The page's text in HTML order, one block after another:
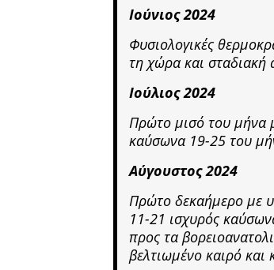
Ιούνιος 2024
Φυσιολογικές
τη χώρα και σταδιακή
Ιούλιος 2024
Πρώτο μισό του μήνα
καύσωνα 19-25 του
Αύγουστος 2024
Πρώτο δεκαήμερο με
11-21 ισχυρός
προς τα
βελτιωμένο καιρό και